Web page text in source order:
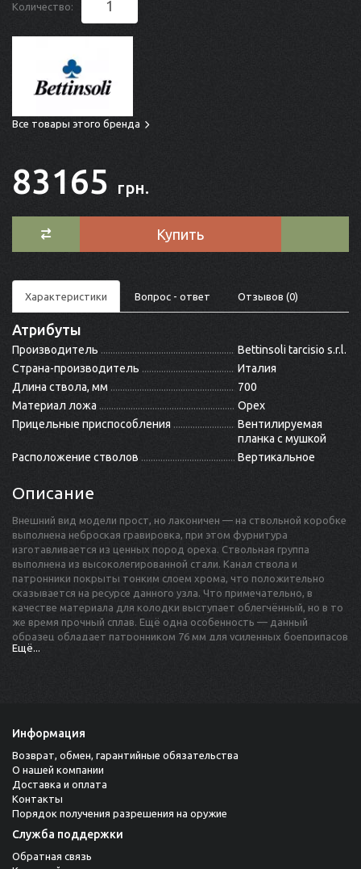
Количество:
Все товары этого бренда
83165 грн.
Купить
Характеристики Вопрос - ответ Отзывов (0)
Атрибуты
Производитель
Bettinsoli tarcisio s.r.l.
Страна-производитель
Италия
Длина ствола, мм
700
Материал ложа
Орех
Прицельные приспособления
Вентилируемая
планка с мушкой
Расположение стволов
Вертикальное
Описание
Внешний вид модели прост, но лаконичен — на ствольной коробке
выполнена неброская гравировка, при этом фурнитура
изготавливается из ценных пород ореха. Ствольная группа
выполнена из высоколегированной стали. Канал ствола и
патронники покрыты тонким слоем хрома, что положительно
сказывается на ресурсе данного узла. Что примечательно, в
качестве материала для колодки выступает облегчённый, но в то
же время прочный сплав. Ещё одна особенность — данный
образец обладает патронником 76 мм для усиленных боеприпасов
«Магнум», а значит ружьё не боится повышенного давления. К
для ходовой охоты. Также среди конструктивных достоинств
нужно доводить до цели. Владельцы отмечают хорошую
кучность и резкость боя, что даёт почувствовать
дополнительную уверенность при добыче крупных животных.
Ещё...
Информация
Возврат, обмен, гарантийные обязательства
О нашей компании
Доставка и оплата
Контакты
Порядок получения разрешения на оружие
Служба поддержки
Обратная связь